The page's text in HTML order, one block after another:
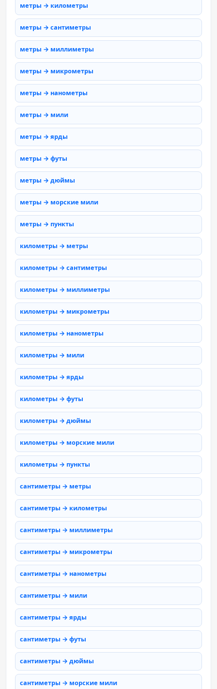
метры → километры
метры → сантиметры
метры → миллиметры
метры → микрометры
метры → нанометры
метры → мили
метры → ярды
метры → футы
метры → дюймы
метры → морские мили
метры → пункты
километры → метры
километры → сантиметры
километры → миллиметры
километры → микрометры
километры → нанометры
километры → мили
километры → ярды
километры → футы
километры → дюймы
километры → морские мили
километры → пункты
сантиметры → метры
сантиметры → километры
сантиметры → миллиметры
сантиметры → микрометры
сантиметры → нанометры
сантиметры → мили
сантиметры → ярды
сантиметры → футы
сантиметры → дюймы
сантиметры → морские мили